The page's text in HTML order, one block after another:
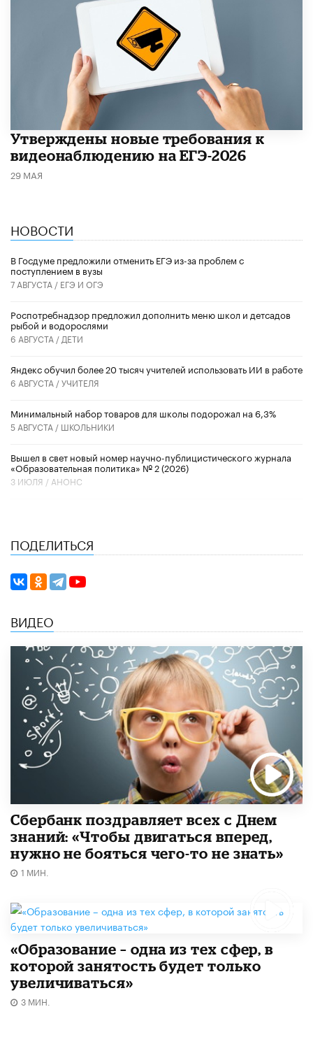
Утверждены новые требования к
видеонаблюдению на ЕГЭ-2026
29 МАЯ
НОВОСТИ
В Госдуме предложили отменить ЕГЭ из-за проблем с
поступлением в вузы
7 АВГУСТА / ЕГЭ И ОГЭ
Роспотребнадзор предложил дополнить меню школ и детсадов
рыбой и водорослями
6 АВГУСТА / ДЕТИ
​Яндекс обучил более 20 тысяч учителей использовать ИИ в работе
6 АВГУСТА /УЧИТЕЛЯ
Минимальный набор товаров для школы подорожал на 6,3%
5 АВГУСТА / ШКОЛЬНИКИ
Вышел в свет новый номер научно-публицистического журнала
«Образовательная политика» № 2 (2026)
3 ИЮЛЯ / АНОНС
ПОДЕЛИТЬСЯ
ВИДЕО
Сбербанк поздравляет всех с Днем
знаний: «Чтобы двигаться вперед,
нужно не бояться чего-то не знать»
1 МИН.
«Образование – одна из тех сфер, в
которой занятость будет только
увеличиваться»
3 МИН.